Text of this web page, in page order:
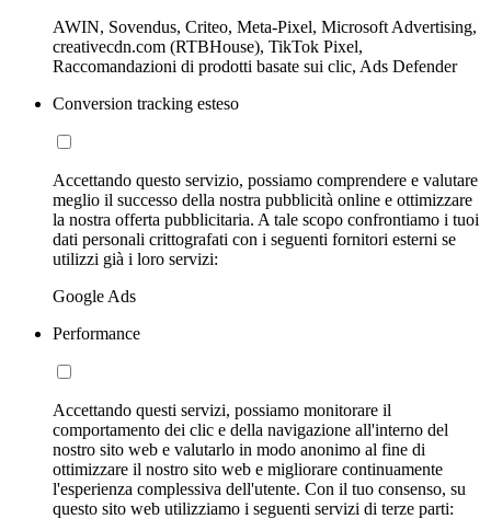
AWIN, Sovendus, Criteo, Meta-Pixel, Microsoft Advertising,
creativecdn.com (RTBHouse), TikTok Pixel,
Raccomandazioni di prodotti basate sui clic, Ads Defender
Conversion tracking esteso
Accettando questo servizio, possiamo comprendere e valutare
meglio il successo della nostra pubblicità online e ottimizzare
la nostra offerta pubblicitaria. A tale scopo confrontiamo i tuoi
dati personali crittografati con i seguenti fornitori esterni se
utilizzi già i loro servizi:
Google Ads
Performance
Accettando questi servizi, possiamo monitorare il
comportamento dei clic e della navigazione all'interno del
nostro sito web e valutarlo in modo anonimo al fine di
ottimizzare il nostro sito web e migliorare continuamente
l'esperienza complessiva dell'utente. Con il tuo consenso, su
questo sito web utilizziamo i seguenti servizi di terze parti: